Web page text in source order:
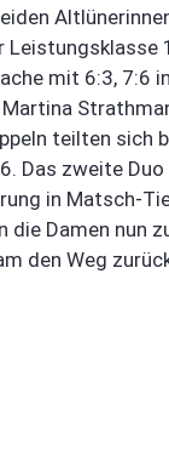
mit 6:3, 7:6
teilten sich
Das zweite
in Matsch-
Damen nun
den Weg